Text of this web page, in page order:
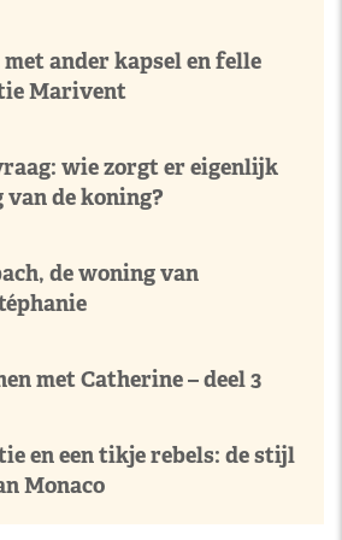
ander kapsel en felle
Marivent
wie zorgt er eigenlijk
de koning?
de woning van
met Catherine – deel 3
en een tikje rebels: de stijl
Monaco